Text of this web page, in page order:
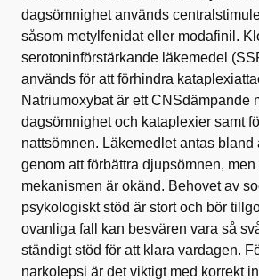
dagsömnighet används
såsom metylfenidat eller modafinil.
serotoninförstärkande läkemedel
används för att förhindra
Natriumoxybat är ett CNSdämpande
dagsömnighet och kataplexier samt
nattsömnen. Läkemedlet antas bland
genom att förbättra djupsömnen,
mekanismen är okänd. Behovet av
psykologiskt stöd är stort och bör
ovanliga fall kan besvären vara så
ständigt stöd för att klara vardagen.
narkolepsi är det viktigt med korrekt